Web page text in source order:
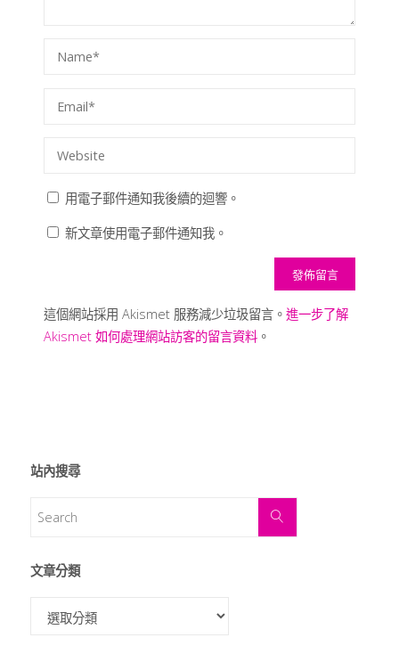
用電子郵件通知我後續的迴響。
新文章使用電子郵件通知我。
這個網站採用 Akismet 服務減少垃圾留言。 進一步了解
Akismet 如何處理網站訪客的留言資料。
站內搜尋
文章分類